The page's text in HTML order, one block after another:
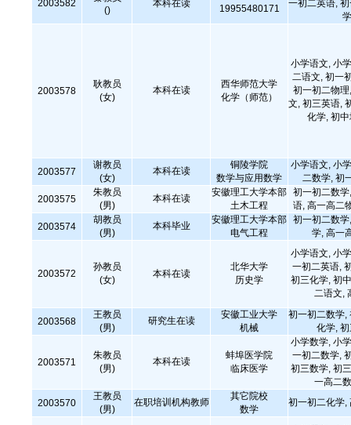
2003582
()
本科在读 19955480171
一初二英语,
2003578
耿教员
(女)
本科在读
西华师范大学
化学（师范）
小学语文, 小
二语文, 初一
初一初二物
文, 初三英语,
化学, 初
2003577
谢教员
(女)
本科在读
铜陵学院
数学与应用数学
小学语文, 小
二数学, 初
2003575
朱教员
(男)
本科在读
安徽理工大学本部
土木工程
初一初二数
语, 高一高二
2003574
胡教员
(男)
本科毕业
安徽理工大学本部
电气工程
初一初二数
学, 高一
2003572
孙教员
(女)
本科在读
北华大学
历史学
小学语文, 小
一初二英语,
初三化学, 初
二语文,
2003568
王教员
(男)
研究生在读
安徽工业大学
机械
初一初二数学,
化学,
2003571
朱教员
(男)
本科在读
蚌埠医学院
临床医学
小学数学, 小
一初二数学,
初三数学, 初
一高二
2003570
王教员
(男)
在职培训机构教师
其它院校
数学
初一初二化学,